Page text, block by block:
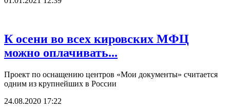
К осени во всех кировских МФЦ
можно оплачивать...
Проект по оснащению центров «Мои документы» считается
одним из крупнейших в России
24.08.2020 17:22